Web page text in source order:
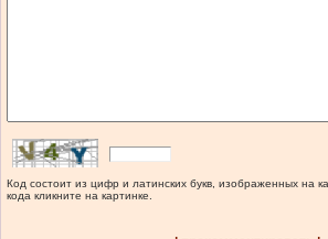
Код состоит из цифр и латинских букв, изображенных на
кода кликните на картинке.